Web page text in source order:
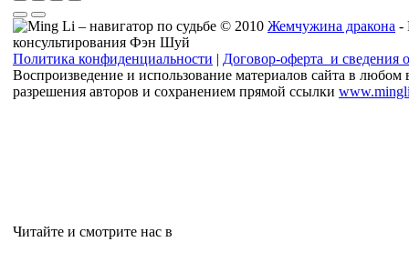
© 2010 Жемчужина дракона -
консультирования Фэн Шуй
Политика конфиденциальности | Договор-оферта и сведения
Воспроизведение и использование материалов сайта в любом
разрешения авторов и сохранением прямой ссылки
Читайте и смотрите нас в